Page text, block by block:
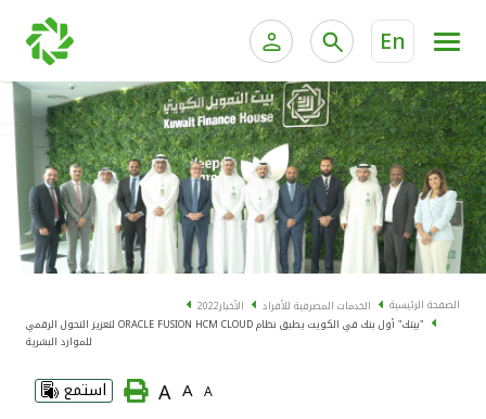
En
الخدمات المصرفية الإلكترونية للأفراد
الخدمات المصرفية الإلكترونية للشركات
خدمة "بيتك" للتداول الإلكتروني
الخدمات المصرفية للأفراد الخدمات المالية الخاصة
الحسابات المصرفية
البطاقات
"برامج العملاء"
الصفحة الرئيسية الخدمات المصرفية للأفراد الأخبار2022
"بيتك" أول بنك في الكويت يطبق نظام ORACLE FUSION HCM CLOUD لتعزيز التحول الرقمي
للموارد البشرية
A
A
A استمع